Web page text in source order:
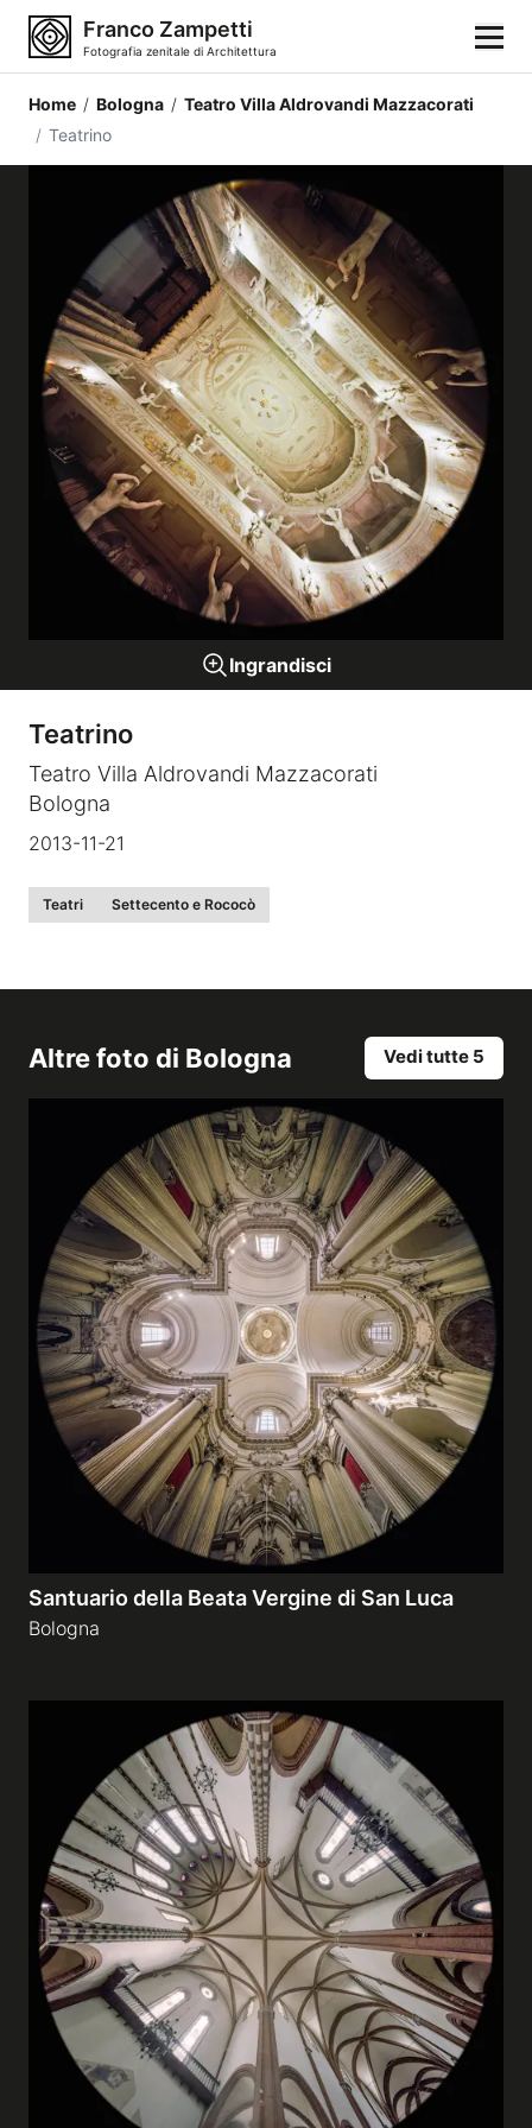
Franco Zampetti
Fotografia zenitale di Architettura
Fotografie
Categorie di edifici
Luoghi
Città
Stili architettonici
Elementi architettonici
Architetti e autori
Gallerie a tema
Sequenze
Home / Bologna / Teatro Villa Aldrovandi Mazzacorati
/ Teatrino
Ingrandisci
Teatrino
Teatro Villa Aldrovandi Mazzacorati
Bologna
2013-11-21
Teatri Settecento e Rococò
Altre foto di Bologna Vedi tutte 5
Santuario della Beata Vergine di San Luca
Bologna